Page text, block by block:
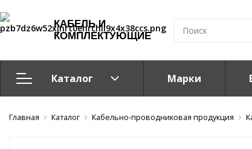
КАБЕЛЬ И
КОМПЛЕКТУЮЩИЕ
Каталог
Кабельно-проводниковая продукция
Марки
Главная Каталог Кабельно-проводниковая продукция